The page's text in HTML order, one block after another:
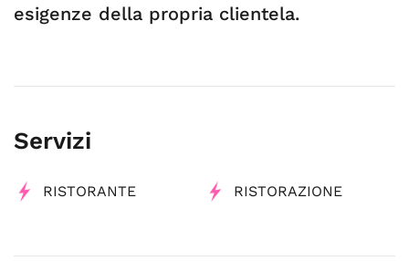
esigenze della propria clientela.
Servizi
RISTORANTE RISTORAZIONE